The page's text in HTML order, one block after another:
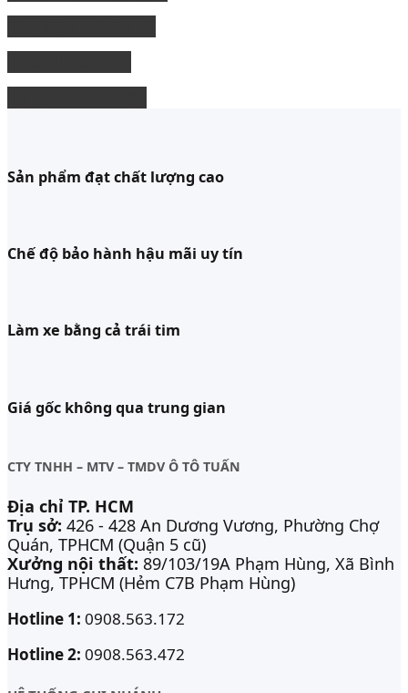
Sản phẩm đạt chất lượng cao
Chế độ bảo hành hậu mãi uy tín
Làm xe bằng cả trái tim
Giá gốc không qua trung gian
CTY TNHH – MTV – TMDV Ô TÔ TUẤN
Địa chỉ TP. HCM
Trụ sở: 426 - 428 An Dương Vương, Phường Chợ
Quán, TPHCM (Quận 5 cũ)
Xưởng nội thất: 89/103/19A Phạm Hùng, Xã Bình
Hưng, TPHCM (Hẻm C7B Phạm Hùng)
Hotline 1: 0908.563.172
Hotline 2: 0908.563.472